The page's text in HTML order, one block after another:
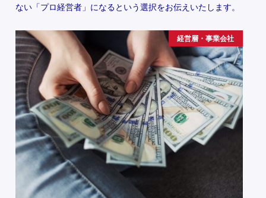
ない「プロ経営者」になるという選択をお伝えいたします。
経営層・事業会社